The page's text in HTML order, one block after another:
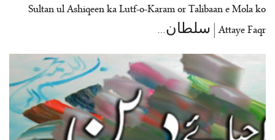
Sultan ul Ashiqeen ka Lutf-o-Karam or Talibaan e Mola ko
Attaye Faqr | سلطان…